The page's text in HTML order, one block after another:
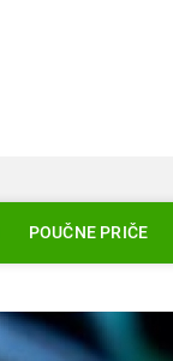
POUČNE PRIČE